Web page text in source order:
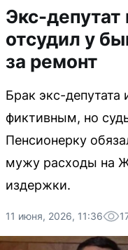
Экс-депутат
отсудил у
за ремонт
Брак экс-депутата
фиктивным, но
Пенсионерку
мужу расходы на
издержки.
11 июня, 2026, 11:36